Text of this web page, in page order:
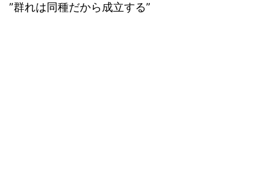
”群れは同種だから成立する”